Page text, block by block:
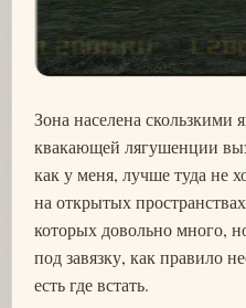
Зона населена скользкими
квакающей лягушенции
как у меня, лучше туда не
на открытых
которых довольно много,
под завязку, как правило
есть где встать.